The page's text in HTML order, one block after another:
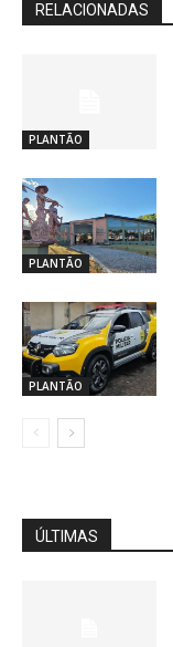
RELACIONADAS
PLANTÃO
PLANTÃO
PLANTÃO
ÚLTIMAS